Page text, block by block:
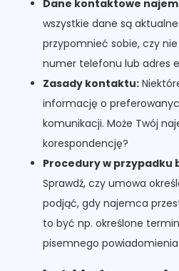
Dane kontaktowe
wszystkie dane są
przypomnieć sobie, czy
numer telefonu lub adres
Zasady kontaktu:
informację o
komunikacji. Może Twój
korespondencję?
Procedury w przypadku
Sprawdź, czy umowa
podjąć, gdy najemca
to być np. określone
pisemnego powiadomienia.